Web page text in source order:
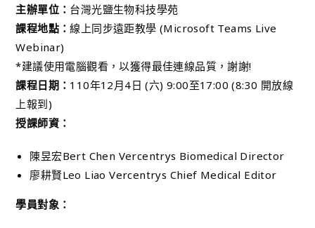
主辦單位： 台灣光鹽生物科技學苑
課程地點：線上同步遠距教學 (Microsoft Teams Live
Webinar)
*建議使用電腦觀看，以獲得最佳連線品質，謝謝!
課程日期： 110年12月4日 (六) 9:00至17:00 (8:30 開放線
上報到)
授課師資：
陳昱宏Bert Chen Vercentrys Biomedical Director
廖耕賢Leo Liao Vercentrys Chief Medical Editor
學員對象：